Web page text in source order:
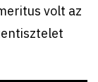
volt az